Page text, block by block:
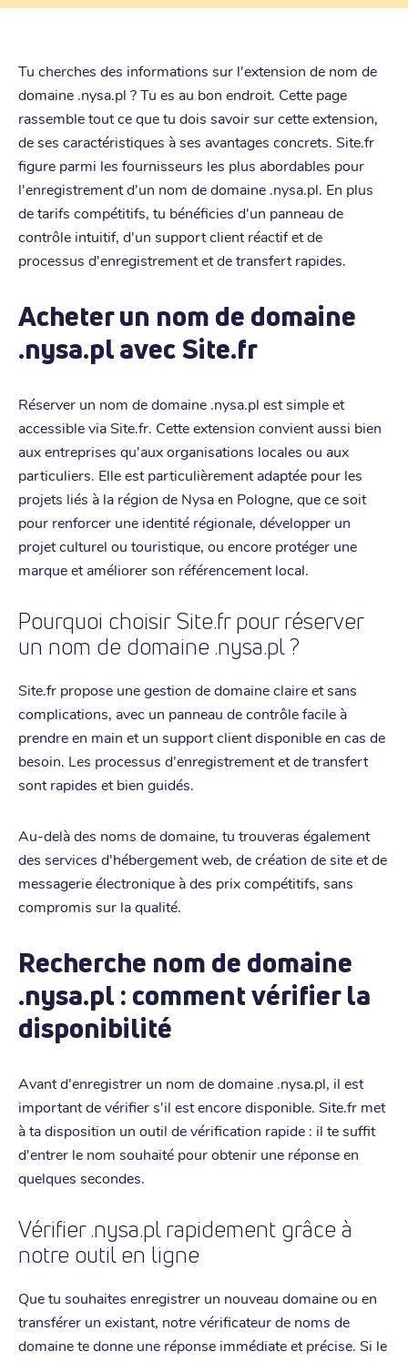
Tu cherches des informations sur l'extension de nom de
domaine .nysa.pl ? Tu es au bon endroit. Cette page
rassemble tout ce que tu dois savoir sur cette extension,
de ses caractéristiques à ses avantages concrets. Site.fr
figure parmi les fournisseurs les plus abordables pour
l'enregistrement d'un nom de domaine .nysa.pl. En plus
de tarifs compétitifs, tu bénéficies d'un panneau de
contrôle intuitif, d'un support client réactif et de
processus d'enregistrement et de transfert rapides.
Acheter un nom de domaine
.nysa.pl avec Site.fr
Réserver un nom de domaine .nysa.pl est simple et
accessible via Site.fr. Cette extension convient aussi bien
aux entreprises qu'aux organisations locales ou aux
particuliers. Elle est particulièrement adaptée pour les
projets liés à la région de Nysa en Pologne, que ce soit
pour renforcer une identité régionale, développer un
projet culturel ou touristique, ou encore protéger une
marque et améliorer son référencement local.
Pourquoi choisir Site.fr pour réserver
un nom de domaine .nysa.pl ?
Site.fr propose une gestion de domaine claire et sans
complications, avec un panneau de contrôle facile à
prendre en main et un support client disponible en cas de
besoin. Les processus d'enregistrement et de transfert
sont rapides et bien guidés.
Au-delà des noms de domaine, tu trouveras également
des services d'hébergement web, de création de site et de
messagerie électronique à des prix compétitifs, sans
compromis sur la qualité.
Recherche nom de domaine
.nysa.pl : comment vérifier la
disponibilité
Avant d'enregistrer un nom de domaine .nysa.pl, il est
important de vérifier s'il est encore disponible. Site.fr met
à ta disposition un outil de vérification rapide : il te suffit
d'entrer le nom souhaité pour obtenir une réponse en
quelques secondes.
Vérifier .nysa.pl rapidement grâce à
notre outil en ligne
Que tu souhaites enregistrer un nouveau domaine ou en
transférer un existant, notre vérificateur de noms de
domaine te donne une réponse immédiate et précise. Si le